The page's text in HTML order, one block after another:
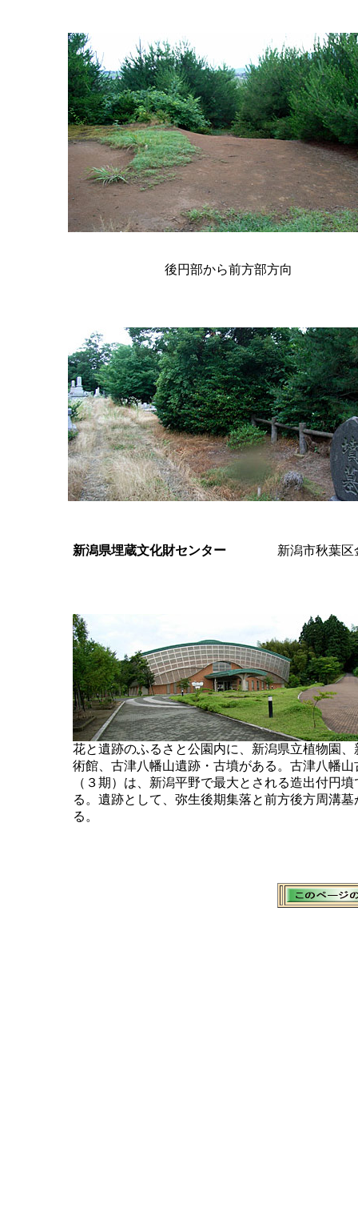
後円部から前方部方向
新潟県埋蔵文化財センター 新潟市秋葉区金
花と遺跡のふるさと公園内に、新潟県立植物園、
術館、古津八幡山遺跡・古墳がある。古津八幡山
（３期）は、新潟平野で最大とされる造出付円墳
る。遺跡として、弥生後期集落と前方後方周溝墓
る。